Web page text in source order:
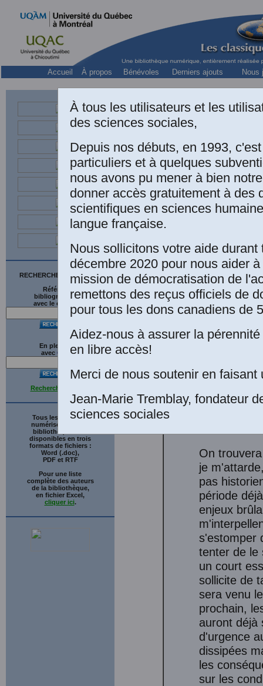
Accueil À propos Bénévoles Derniers ajouts Nous
RECHERCHE SUR LE SITE
Références
bibliographiques
avec le catalogue
En plein texte
avec G gle
Recherche avancée
Tous les ouvrages
numérisés de cette
bibliothèque sont
disponibles en trois
formats de fichiers :
Word (.doc),
PDF et RTF
Pour une liste
complète des auteurs
de la bibliothèque,
en fichier Excel,
cliquer ici.
Collection «
Une édition
Léon Dion,
intellectuels et
Presses de
édition
bénévole,
écrivain,
accordée par
le 30 mars 2005
On
je
pas
période
enjeux
s'estomper
tenter de le
un court
sollicite de
sera venu
prochain,
auront déjà
d'urgence
dissipées
les
sur les
À tous les utilisateurs et les
des sciences sociales,
Depuis nos débuts, en 1993,
particuliers et à quelques
nous avons pu mener à bien
donner accès gratuitement à des
scientifiques en sciences
langue française.
Nous sollicitons votre aide durant
décembre 2020 pour nous aider
mission de démocratisation de
remettons des reçus officiels de
pour tous les dons canadiens de
Aidez-nous à assurer la
en libre accès!
Merci de nous soutenir en faisant
Jean-Marie Tremblay, fondateur
sciences sociales